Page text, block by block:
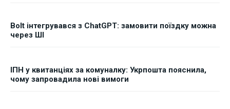
Bolt інтегрувався з ChatGPT: замовити поїздку можна
через ШІ
ІПН у квитанціях за комуналку: Укрпошта пояснила,
чому запровадила нові вимоги